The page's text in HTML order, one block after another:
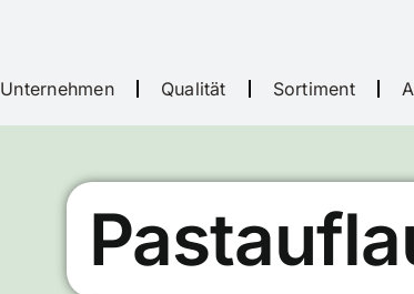
Unternehmen Qualität Sortiment